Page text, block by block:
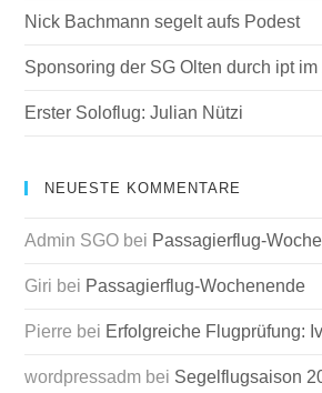
Nick Bachmann segelt aufs Podest
Sponsoring der SG Olten durch ipt im
Erster Soloflug: Julian Nützi
NEUESTE KOMMENTARE
Admin SGO bei Passagierflug-
Giri bei Passagierflug-Wochenende
Pierre bei Erfolgreiche Flugprüfung:
wordpressadm bei Segelflugsaison